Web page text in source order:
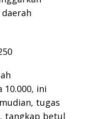
10.000, ini
tugas
tangkap betul